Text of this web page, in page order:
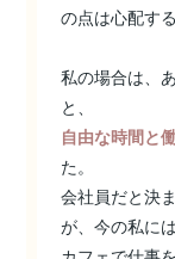
の点は心配す
私の場合は、
と、
自由な時間と
た。
会社員だと決
が、今の私に